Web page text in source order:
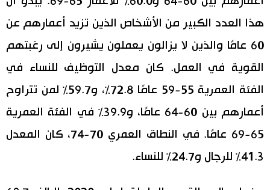
هذا العدد الكبير من الأشخاص الذين تزيد أعمارهم عن
60 عامًا والذين لا يزالون يعملون يشيرون إلى رغبتهم
القوية في العمل. كان معدل التوظيف للنساء في
الفئة العمرية 55-59 عامًا 72.8٪، و59.7٪ لمن تتراوح
أعمارهم بين 60-64 عامًا، و39.9٪ في الفئة العمرية
65-69 عامًا. في النطاق العمري 70-74، كان المعدل
41.3٪ للرجال و24.7٪ للنساء.